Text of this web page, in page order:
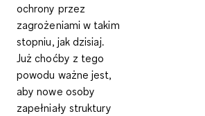
ochrony przez
zagrożeniami w takim
stopniu, jak dzisiaj.
Już choćby z tego
powodu ważne jest,
aby nowe osoby
zapełniały struktury